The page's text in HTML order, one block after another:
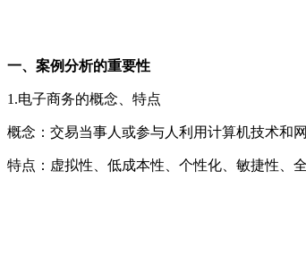
一、案例分析的重要性
1.电子商务的概念、特点
概念：交易当事人或参与人利用计算机技术和
特点：虚拟性、低成本性、个性化、敏捷性、